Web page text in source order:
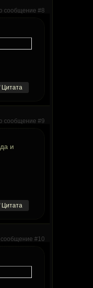
Цитата
и
Цитата